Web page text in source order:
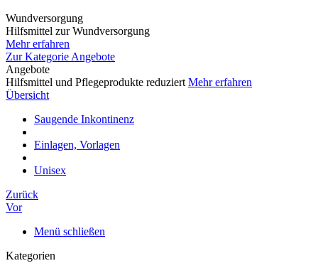
Wundversorgung
Hilfsmittel zur Wundversorgung
Mehr erfahren
Zur Kategorie Angebote
Angebote
Hilfsmittel und Pflegeprodukte reduziert Mehr erfahren
Übersicht
Saugende Inkontinenz
Einlagen, Vorlagen
Unisex
Zurück
Vor
Menü schließen
Kategorien